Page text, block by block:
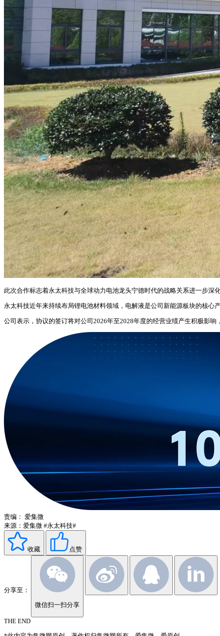
此次合作标志着永太科技与全球动力电池龙头宁德时代的战略关系进一步
永太科技近年来持续布局锂电池材料领域，电解液是公司新能源板块的核
公司表示，协议的签订将对公司2026年至2028年度的经营业绩产生积极影
责编： 爱集微
来源：爱集微 #永太科技#
收藏 点赞
分享至：
微信扫一扫分享
THE END